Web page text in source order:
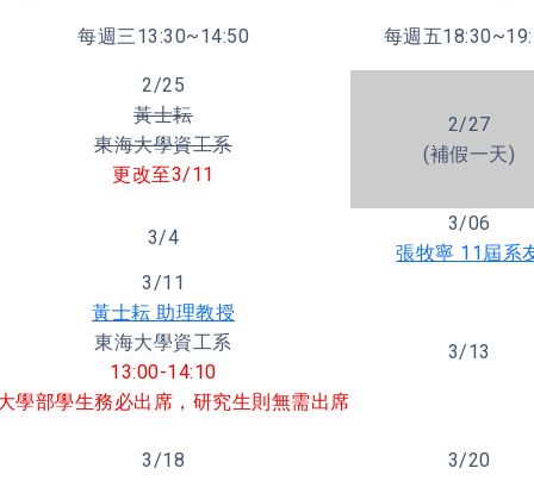
每週三13:30~14:50 每週五
2/25
黃士耘
東海大學資工系
更改至3/11
2/27
(補假一天)
3/4
3/06
張牧寧 11屆系
3/11
黃士耘 助理教授
東海大學資工系
13:00-14:10
學部學生務必出席，研究生則無需出席
3/13
3/18
3/20